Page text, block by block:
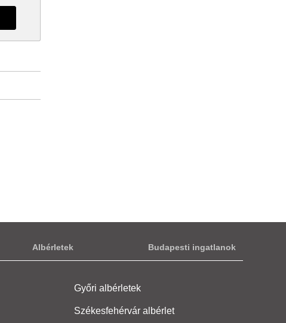
Albérletek Budapesti ingatlanok
Győri albérletek
Székesfehérvár albérlet